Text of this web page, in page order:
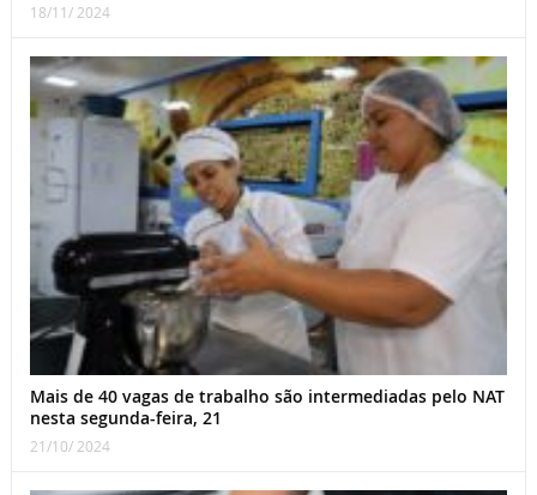
18/11/ 2024
Mais de 40 vagas de trabalho são intermediadas pelo NAT
nesta segunda-feira, 21
21/10/ 2024